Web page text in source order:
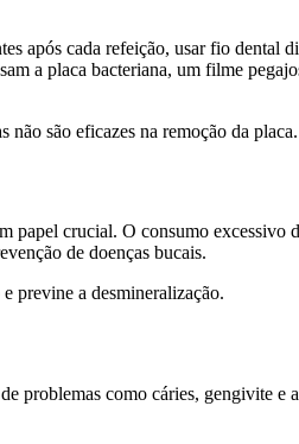
após cada refeição, usar fio dental
a placa bacteriana, um filme
não são eficazes na remoção da placa.
crucial. O consumo excessivo
de doenças bucais.
previne a desmineralização.
problemas como cáries, gengivite